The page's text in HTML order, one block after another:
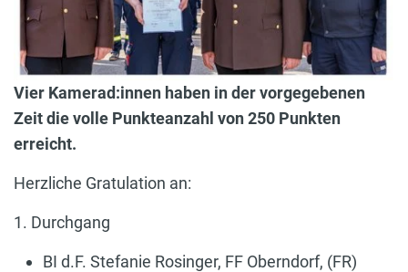
Vier Kamerad:innen haben in der vorgegebenen
Zeit die volle Punkteanzahl von 250 Punkten
erreicht.
Herzliche Gratulation an:
1. Durchgang
BI d.F. Stefanie Rosinger, FF Oberndorf, (FR)